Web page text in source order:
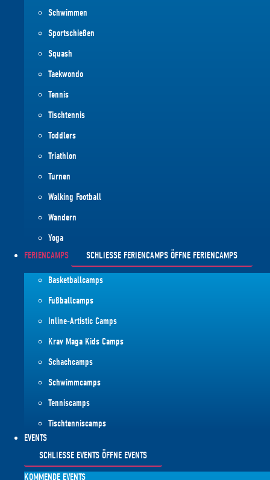
Schwimmen
Sportschießen
Squash
Taekwondo
Tennis
Tischtennis
Toddlers
Triathlon
Turnen
Walking Football
Wandern
Yoga
FERIENCAMPS
SCHLIESSE FERIENCAMPS ÖFFNE FERIENCAMPS
Basketballcamps
Fußballcamps
Inline-Artistic Camps
Krav Maga Kids Camps
Schachcamps
Schwimmcamps
Tenniscamps
Tischtenniscamps
EVENTS
SCHLIESSE EVENTS
ÖFFNE EVENTS
KOMMENDE EVENTS